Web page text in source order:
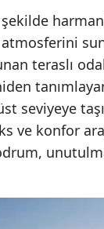
teraslı
seviyeye
ve konfor